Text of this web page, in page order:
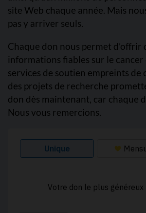
site Web chaque année. Mais
pas y arriver seuls.
Chaque don nous permet d’offrir
informations fiables sur le cancer
services de soutien empreints de
des projets de recherche
don dès maintenant, car chaque
Nous vous remercions.